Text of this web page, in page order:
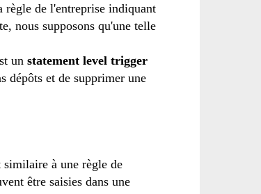
règle de l'entreprise indiquant
, nous supposons qu'une telle
un statement level trigger
dépôts et de supprimer une
similaire à une règle de
être saisies dans une